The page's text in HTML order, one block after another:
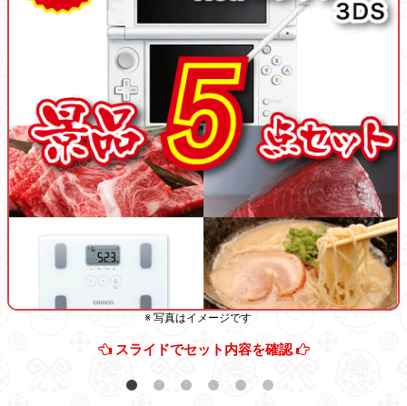
※ 写真はイメージです
スライドでセット内容を確認